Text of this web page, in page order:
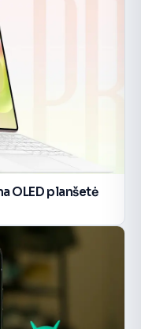
OLED planšetė